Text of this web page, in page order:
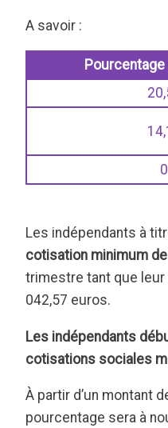
A savoir :
Les indépendants à
cotisation minimum
trimestre tant que
042,57 euros.
Les indépendants
cotisations sociales
À partir d’un montant
pourcentage sera à